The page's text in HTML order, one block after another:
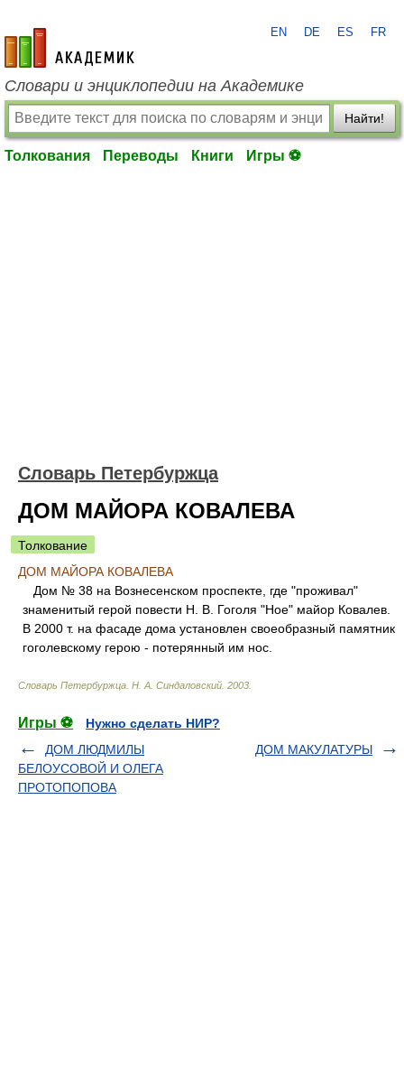
academic.ru
EN DE ES FR
Словари и энциклопедии на Академике
Найти!
Толкования Переводы Книги Игры ⚽
Словарь Петербуржца
ДОМ МАЙОРА КОВАЛЕВА
Толкование
ДОМ МАЙОРА КОВАЛЕВА
Дом № 38 на Вознесенском проспекте, где "проживал"
знаменитый герой повести Н. В. Гоголя "Ное" майор Ковалев.
В 2000 т. на фасаде дома установлен своеобразный памятник
гоголевскому герою - потерянный им нос.
Словарь Петербуржца Н. А. Синдаловский 2003
Игры ⚽
Нужно сделать НИР?
ДОМ ЛЮДМИЛЫ
БЕЛОУСОВОЙ И ОЛЕГА
ПРОТОПОПОВА
ДОМ МАКУЛАТУРЫ